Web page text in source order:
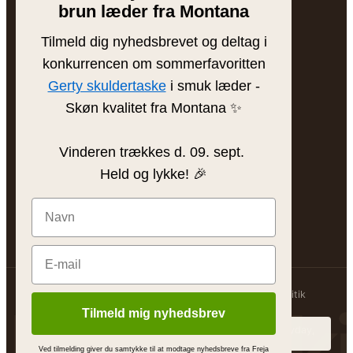
Blog
Sådan plejer du læder
Gaveinspiration
@frejaskind
© 2026 Freja Skind ApSHandelsbetingelserPersondatapolitik
MADE BY
brun læder fra Montana
Tilmeld dig nyhedsbrevet og deltag i
konkurrencen om sommerfavoritten
Gerty skuldertaskei smuk læder -
Skøn kvalitet fra Montana ✨
Vinderen trækkes d. 09. sept.
Held og lykke! 🎉
Tilmeld mig nyhedsbrev
Ved tilmelding giver du samtykke til at modtage nyhedsbreve fra Freja